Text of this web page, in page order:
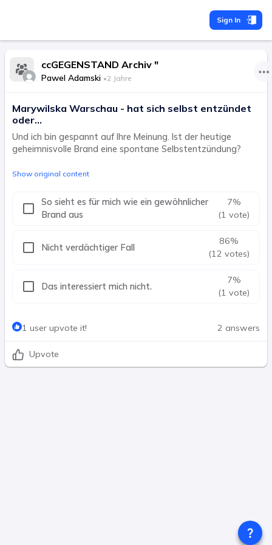
Sign In
ccGEGENSTAND Archiv "
Pawel Adamski •2 Jahre
Marywilska Warschau - hat sich selbst entzündet
oder...
Und ich bin gespannt auf Ihre Meinung. Ist der heutige
geheimnisvolle Brand eine spontane Selbstentzündung?
Show original content
So sieht es für mich wie ein gewöhnlicher
Brand aus
7%
(1 vote)
Nicht verdächtiger Fall
86%
(12 votes)
Das interessiert mich nicht.
7%
(1 vote)
1 user upvote it! 2 answers
Upvote